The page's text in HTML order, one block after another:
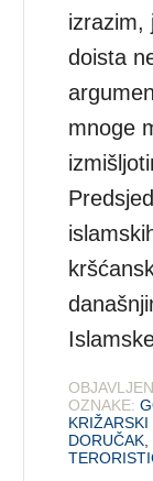
izrazim,
doista
mnoge
OZNAKE:
KRIŽARSKI
DORUČAK